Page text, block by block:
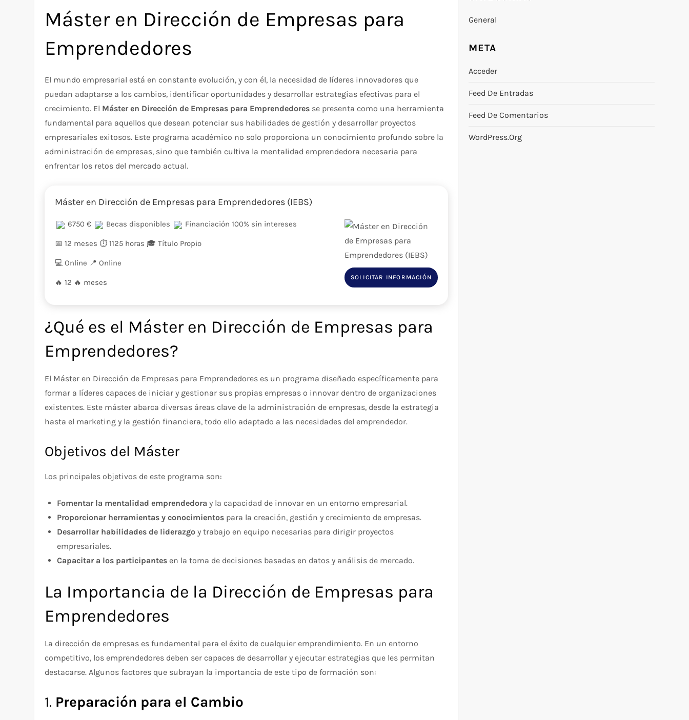
Máster en Dirección de Empresas para
Emprendedores
El mundo empresarial está en constante evolución, y con él, la necesidad de líderes innovadores que
puedan adaptarse a los cambios, identificar oportunidades y desarrollar estrategias efectivas para el
crecimiento. El Máster en Dirección de Empresas para Emprendedores se presenta como una herramienta
fundamental para aquellos que desean potenciar sus habilidades de gestión y desarrollar proyectos
empresariales exitosos. Este programa académico no solo proporciona un conocimiento profundo sobre la
administración de empresas, sino que también cultiva la mentalidad emprendedora necesaria para
enfrentar los retos del mercado actual.
Máster en Dirección de Empresas para Emprendedores (IEBS)
6750 € Becas disponibles Financiación 100% sin intereses
📅 12 meses ⏱️ 1125 horas 🎓 Título Propio
💻 Online 📍️ Online
🔥 12 🔥 meses
SOLICITAR INFORMACIÓN
¿Qué es el Máster en Dirección de Empresas para
Emprendedores?
El Máster en Dirección de Empresas para Emprendedores es un programa diseñado específicamente para
formar a líderes capaces de iniciar y gestionar sus propias empresas o innovar dentro de organizaciones
existentes. Este máster abarca diversas áreas clave de la administración de empresas, desde la estrategia
hasta el marketing y la gestión financiera, todo ello adaptado a las necesidades del emprendedor.
Objetivos del Máster
Los principales objetivos de este programa son:
Fomentar la mentalidad emprendedora y la capacidad de innovar en un entorno empresarial.
Proporcionar herramientas y conocimientos para la creación, gestión y crecimiento de empresas.
Desarrollar habilidades de liderazgo y trabajo en equipo necesarias para dirigir proyectos
empresariales.
Capacitar a los participantes en la toma de decisiones basadas en datos y análisis de mercado.
La Importancia de la Dirección de Empresas para
Emprendedores
La dirección de empresas es fundamental para el éxito de cualquier emprendimiento. En un entorno
competitivo, los emprendedores deben ser capaces de desarrollar y ejecutar estrategias que les permitan
destacarse. Algunos factores que subrayan la importancia de este tipo de formación son:
1. Preparación para el Cambio
General
META
Acceder
Feed De Entradas
Feed De Comentarios
WordPress.org